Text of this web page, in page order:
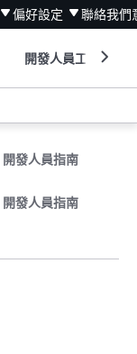
偏好設定 聯絡我們
開發人員工具
開發人員指南
開發人員指南